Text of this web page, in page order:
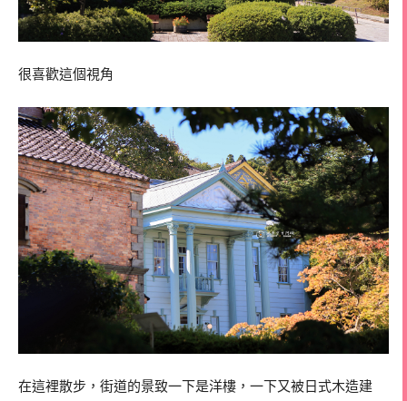
很喜歡這個視角
在這裡散步，街道的景致一下是洋樓，一下又被日式木造建